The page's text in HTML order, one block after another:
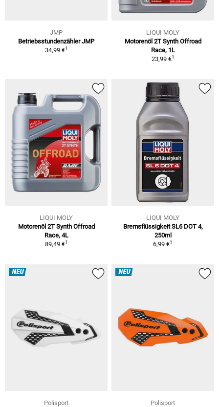
JMP
Betriebsstundenzähler JMP
34,99 €1
LIQUI MOLY
Motorenöl 2T Synth Offroad
Race, 1L
23,99 €1
LIQUI MOLY
Motorenöl 2T Synth Offroad
Race, 4L
89,49 €1
LIQUI MOLY
Bremsflüssigkeit SL6 DOT 4,
250ml
6,99 €1
NEU
Polisport
NEU
Polisport